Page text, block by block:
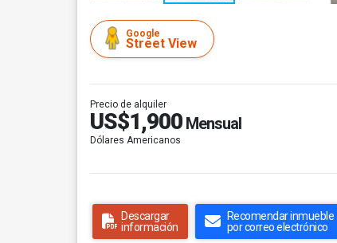
Google
Street View
Precio de alquiler
US$1,900 Mensual
Dólares Americanos
Descargar
información
Recomendar inmueble
por correo electrónico